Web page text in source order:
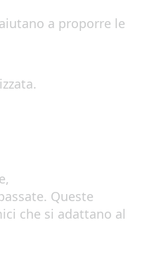
aiutano a proporre le
.
,
. Queste
che si adattano al